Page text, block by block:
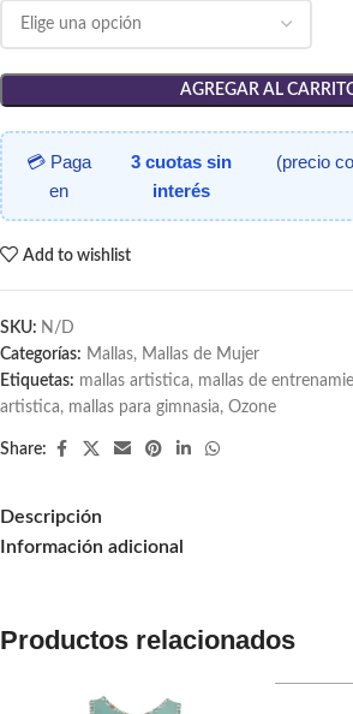
AGREGAR AL
💳 Paga
en
3 cuotas sin
interés
(precio
Add to wishlist
SKU: N/D
Categorías: Mallas, Mallas de Mujer
Etiquetas: mallas artistica, mallas de
artistica, mallas para gimnasia, Ozone
Share:
Descripción
Información adicional
Productos relacionados